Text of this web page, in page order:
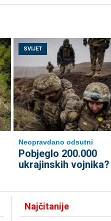
SVIJET
Neopravdano odsutni
Pobjeglo 200.000
ukrajinskih vojnika?
Najčitanije